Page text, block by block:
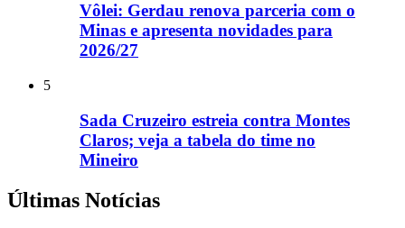
Vôlei: Gerdau renova parceria com o
Minas e apresenta novidades para
2026/27
5
Sada Cruzeiro estreia contra Montes
Claros; veja a tabela do time no
Mineiro
Últimas Notícias